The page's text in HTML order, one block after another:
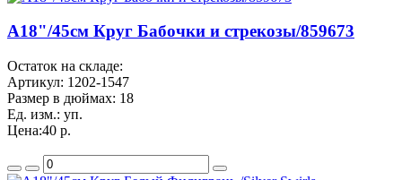
A18"/45см Круг Бабочки и стрекозы/859673
Остаток на складе:
Артикул: 1202-1547
Размер в дюймах: 18
Ед. изм.: уп.
Цена:40 р.